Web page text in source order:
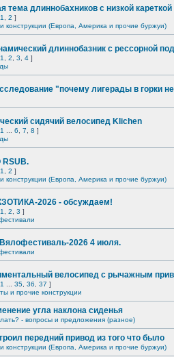
тема длиннобахников с низкой кареткой
1 2 ]
конструкции (Европа, Америка и прочие буржуи)
длиннобазник с рессорной
1 2 3 4 ]
"почему лигерады в горки
сидячий велосипед Klichen
1 6 7 8 ]
RSUB.
1 2 ]
конструкции (Европа, Америка и прочие буржуи)
2026 - обсуждаем!
1 2 3 ]
2026 4 июля.
велосипед с рычажным
1 35 36 37 ]
и прочие конструкции
угла наклона сиденья
- вопросы и предложения (разное)
передний привод из того что было
конструкции (Европа, Америка и прочие буржуи)